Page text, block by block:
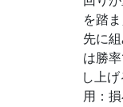
を踏
先に
は勝
し上
用：